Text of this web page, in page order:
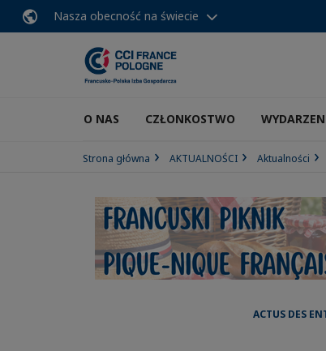
Nasza obecność na świecie
O NAS CZŁONKOSTWO
Strona główna AKTUALNOŚCI Aktualności
ACTUS DES